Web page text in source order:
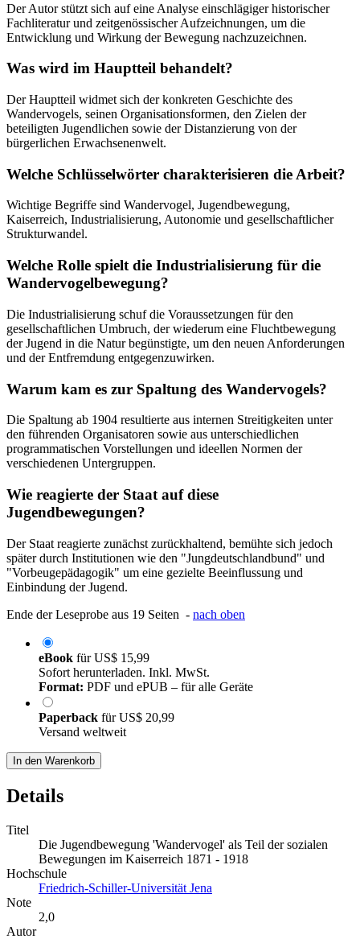
Der Autor stützt sich auf eine Analyse einschlägiger historischer
Fachliteratur und zeitgenössischer Aufzeichnungen, um die
Entwicklung und Wirkung der Bewegung nachzuzeichnen.
Was wird im Hauptteil behandelt?
Der Hauptteil widmet sich der konkreten Geschichte des
Wandervogels, seinen Organisationsformen, den Zielen der
beteiligten Jugendlichen sowie der Distanzierung von der
bürgerlichen Erwachsenenwelt.
Welche Schlüsselwörter charakterisieren die Arbeit?
Wichtige Begriffe sind Wandervogel, Jugendbewegung,
Kaiserreich, Industrialisierung, Autonomie und gesellschaftlicher
Strukturwandel.
Welche Rolle spielt die Industrialisierung für die
Wandervogelbewegung?
Die Industrialisierung schuf die Voraussetzungen für den
gesellschaftlichen Umbruch, der wiederum eine Fluchtbewegung
der Jugend in die Natur begünstigte, um den neuen Anforderungen
und der Entfremdung entgegenzuwirken.
Warum kam es zur Spaltung des Wandervogels?
Die Spaltung ab 1904 resultierte aus internen Streitigkeiten unter
den führenden Organisatoren sowie aus unterschiedlichen
programmatischen Vorstellungen und ideellen Normen der
verschiedenen Untergruppen.
Wie reagierte der Staat auf diese
Jugendbewegungen?
Der Staat reagierte zunächst zurückhaltend, bemühte sich jedoch
später durch Institutionen wie den "Jungdeutschlandbund" und
"Vorbeugepädagogik" um eine gezielte Beeinflussung und
Einbindung der Jugend.
Ende der Leseprobe aus 19 Seiten - nach oben
eBook fürUS$ 15,99
Sofort herunterladen. Inkl. MwSt.
Format: PDF und ePUB – für alle Geräte
Paperback fürUS$ 20,99
Versand weltweit
In den Warenkorb
Details
Titel
Die Jugendbewegung 'Wandervogel' als Teil der sozialen
Bewegungen im Kaiserreich 1871 - 1918
Hochschule
Friedrich-Schiller-Universität Jena
Note
2,0
Autor